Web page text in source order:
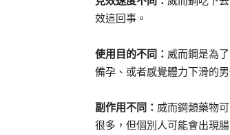
效這回事。
使用目的不同： 威而鋼是為
備孕、或者感覺體力下滑的男
副作用不同： 威而鋼類藥物
很多，但個別人可能會出現